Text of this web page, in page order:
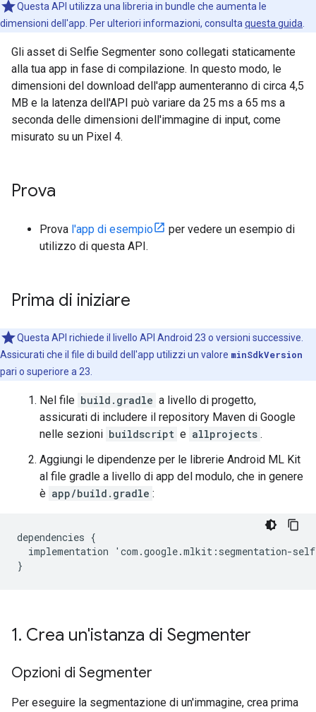
Questa API utilizza una libreria in bundle che aumenta le
dimensioni dell'app. Per ulteriori informazioni, consulta questa guida
Gli asset di Selfie Segmenter sono collegati staticamente
alla tua app in fase di compilazione. In questo modo, le
dimensioni del download dell'app aumenteranno di circa 4,5
MB e la latenza dell'API può variare da 25 ms a 65 ms a
seconda delle dimensioni dell'immagine di input, come
misurato su un Pixel 4.
Prova
Prova l'app di esempio
per vedere un esempio di
utilizzo di questa API.
Prima di iniziare
Questa API richiede il livello API Android 23 o versioni successive.
Assicurati che il file di build dell'app utilizzi un valore minSdkVersion
pari o superiore a 23.
Nel file build.gradle a livello di progetto,
assicurati di includere il repository Maven di Google
nelle sezioni buildscript e allprojects .
Aggiungi le dipendenze per le librerie Android ML Kit
al file gradle a livello di app del modulo, che in genere
è app/build.gradle :
dependencies {
implementation
' com .google.mlkit : segmentation-
}
1. Crea un'istanza di Segmenter
Opzioni di Segmenter
Per eseguire la segmentazione di un'immagine, crea prima